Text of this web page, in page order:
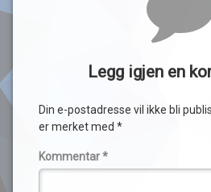
Legg igjen en
Din e-postadresse vil ikke bli
er merket med *
Kommentar*